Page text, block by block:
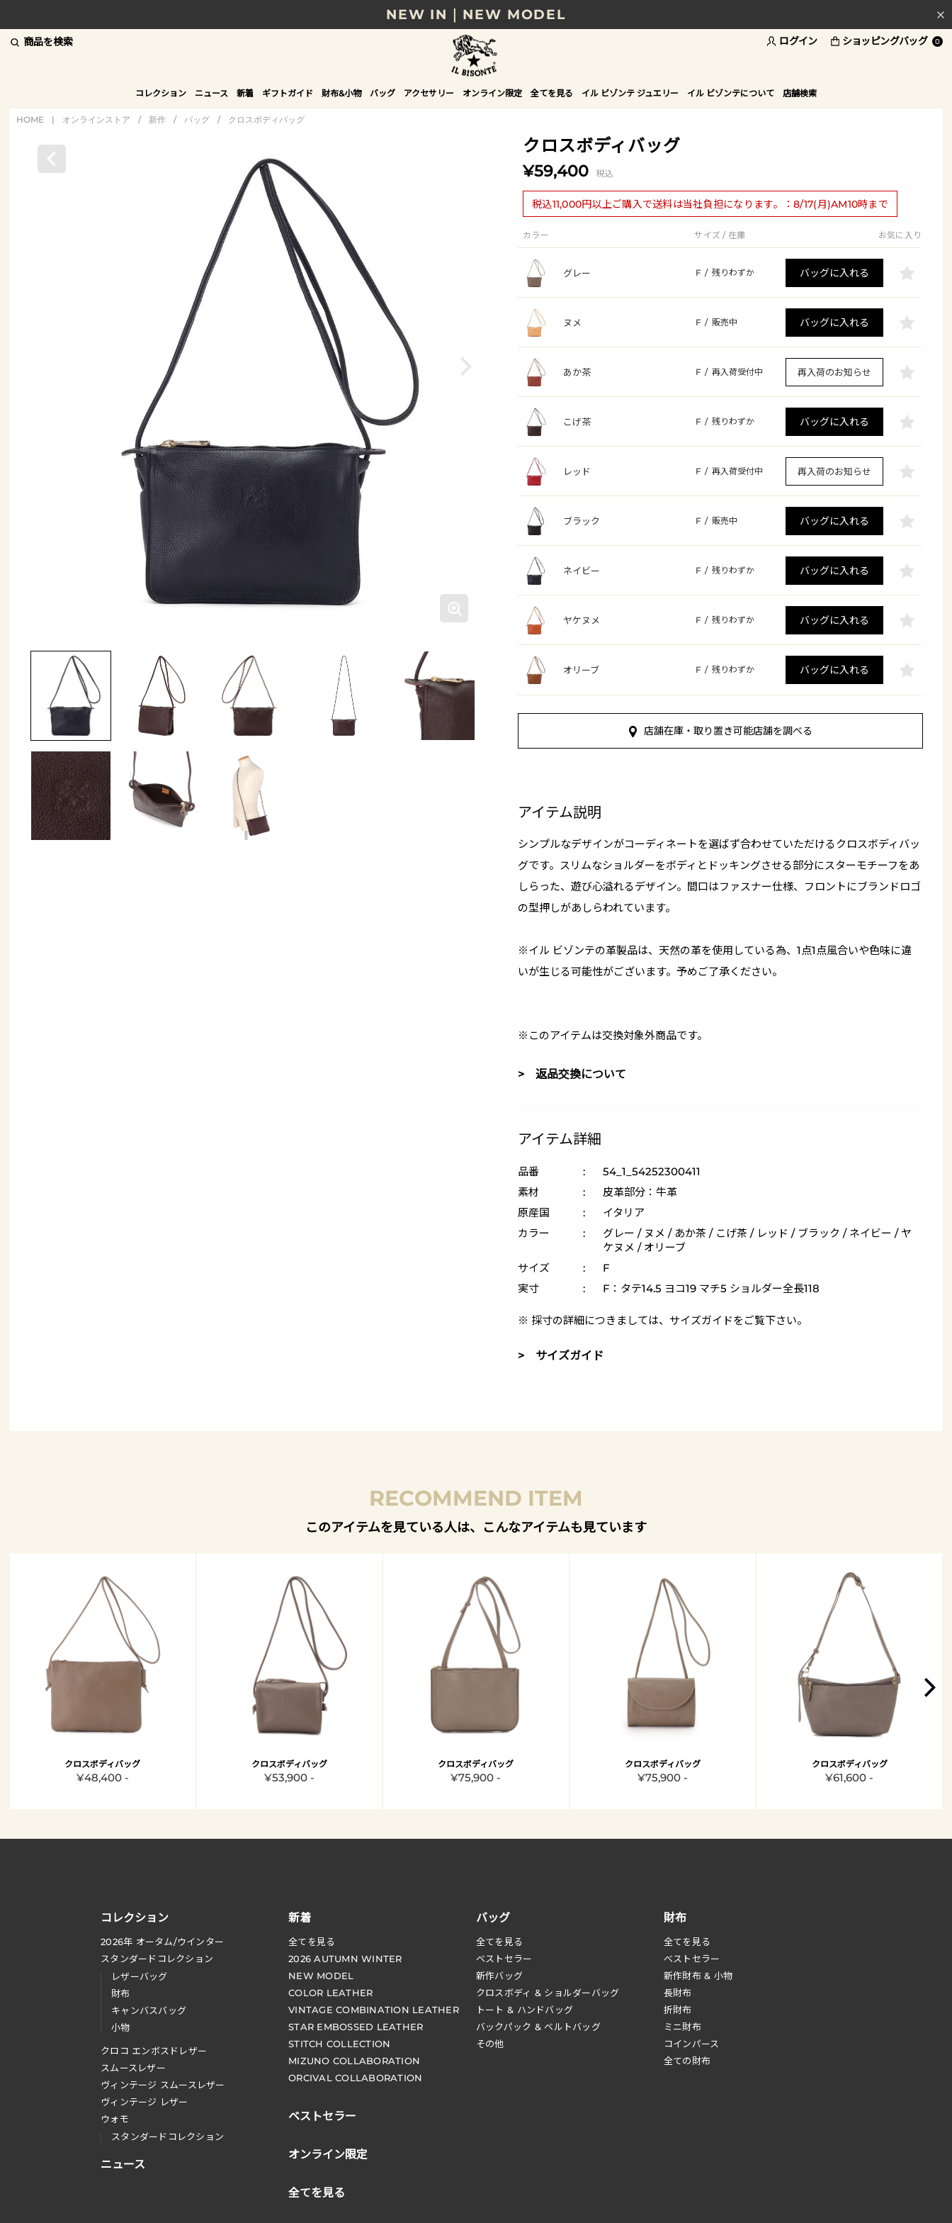
NEW IN｜NEW MODEL
8/17(月)10時まで｜税込11,000円以上で送料無料
贈る相手やシーンから選べる、新しいギフトガイド
NEW IN｜COLOR LEATHER
商品を検索 ログイン ショッピングバッグ 0
コレクション ニュース 新着 ギフトガイド 財布&小物 バッグ アクセサリー オンライン限定 全てを見る イル ビゾンテ ジュエリー イル ビゾンテについて 店舗検索
HOME | オンラインストア / 新作 / バッグ / クロスボディバッグ
クロスボディバッグ
¥59,400 税込
税込11,000円以上ご購入で送料は当社負担になります。：8/17(月)AM10時まで
カラー サイズ / 在庫 お気に入り
グレー F / 残りわずか バッグに入れる
ヌメ F / 販売中 バッグに入れる
あか茶 F / 再入荷受付中 再入荷のお知らせ
こげ茶 F / 残りわずか バッグに入れる
レッド F / 再入荷受付中 再入荷のお知らせ
ブラック F / 販売中 バッグに入れる
ネイビー F / 残りわずか バッグに入れる
ヤケヌメ F / 残りわずか バッグに入れる
オリーブ F / 残りわずか バッグに入れる
店舗在庫・取り置き可能店舗を調べる
アイテム説明
シンプルなデザインがコーディネートを選ばず合わせていただけるクロスボディバッ
グです。スリムなショルダーをボディとドッキングさせる部分にスターモチーフをあ
しらった、遊び心溢れるデザイン。間口はファスナー仕様、フロントにブランドロゴ
の型押しがあしらわれています。
※イル ビゾンテの革製品は、天然の革を使用している為、1点1点風合いや色味に違
いが生じる可能性がございます。予めご了承ください。
※このアイテムは交換対象外商品です。
> 返品交換について
アイテム詳細
品番 :
54_1_54252300411
素材
:
皮革部分：牛革
原産国
:
イタリア
カラー
:
グレー / ヌメ / あか茶 / こげ茶 / レッド / ブラック / ネイビー / ヤ
ケヌメ / オリーブ
サイズ
:
F
実寸
: F：タテ14.5 ヨコ19 マチ5 ショルダー全長118
※ 採寸の詳細につきましては、 サイズガイドをご覧下さい。
> サイズガイド
RECOMMEND ITEM
このアイテムを見ている人は、こんなアイテムも見ています
クロスボディバッグ
¥48,400 -
クロスボディバッグ
¥53,900 -
クロスボディバッグ
¥75,900 -
クロスボディバッグ
¥75,900 -
クロスボディバッグ
¥61,600 -
コレクション
2026年 オータム/ウインター
スタンダードコレクション
レザーバッグ
財布
キャンバスバッグ
小物
クロコ エンボスドレザー
スムースレザー
ヴィンテージ スムースレザー
ヴィンテージ レザー
ウォモ
スタンダードコレクション
ニュース
新着
全てを見る
2026 AUTUMN WINTER
NEW MODEL
COLOR LEATHER
VINTAGE COMBINATION LEATHER
STAR EMBOSSED LEATHER
STITCH COLLECTION
MIZUNO COLLABORATION
ORCIVAL COLLABORATION
ベストセラー
オンライン限定
全てを見る
財布
全てを見る
べストセラー
新作財布 & 小物
長財布
折財布
ミニ財布
コインパース
全ての財布
バッグ
全てを見る
ベストセラー
新作バッグ
クロスボディ & ショルダーバッグ
トート & ハンドバッグ
バックパック & ベルトバッグ
その他